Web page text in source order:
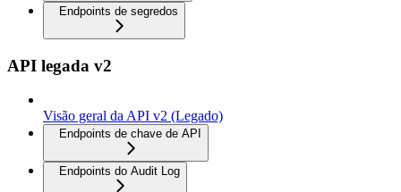
Endpoints de segredos
API legada v2
Visão geral da API v2 (Legado)
Endpoints de chave de API
Endpoints do Audit Log